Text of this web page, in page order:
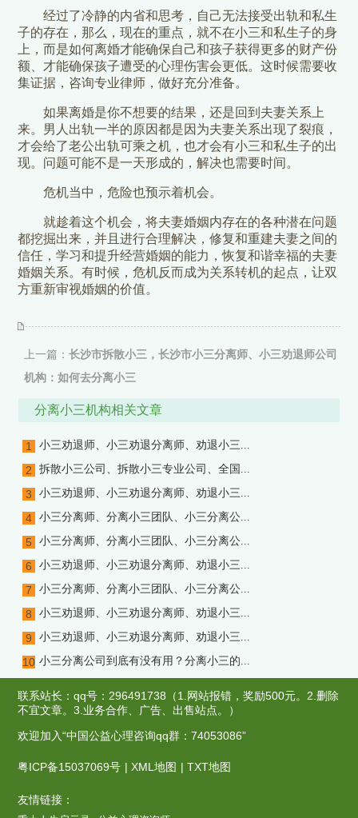
经过了冷静的内省和思考，自己无法接受出轨和私生
子的存在，那么，现在的重点，就不在小三和私生子的身
上，而是如何离婚才能确保自己和孩子获得更多的财产份
额、才能确保孩子遭受的心理伤害会更低。这时候需要收
集证据，咨询专业律师，做好充分准备。
如果离婚是你不想要的结果，还是回到夫妻关系上
来。男人出轨一半的原因都是因为夫妻关系出现了裂痕，
才会给了老公出轨可乘之机，也才会有小三和私生子的出
现。问题可能不是一天形成的，解决也需要时间。
危机当中，危险也预示着机会。
就趁着这个机会，将夫妻婚姻内存在的各种潜在问题
都挖掘出来，并且进行合理解决，修复和重建夫妻之间的
信任，学习和提升经营婚姻的能力，恢复和谐幸福的夫妻
婚姻关系。有时候，危机反而成为关系转机的起点，让双
方重新审视婚姻的价值。
上一篇： 长沙市拆散小三，长沙市小三分离师、小三劝退师公司
机构：如何去分离小三
下一篇： 天津市拆散小三，天津市小三分离师、小三劝退师公司
分离小三机构相关文章
1 小三劝退师、小三劝退分离师、劝退小三...
2 拆散小三公司、拆散小三专业公司、全国...
3 小三劝退师、小三劝退分离师、劝退小三...
4 小三分离师、分离小三团队、小三分离公...
5 小三分离师、分离小三团队、小三分离公...
6 小三劝退师、小三劝退分离师、劝退小三...
7 小三分离师、分离小三团队、小三分离公...
8 小三劝退师、小三劝退分离师、劝退小三...
9 小三劝退师、小三劝退分离师、劝退小三...
10 小三分离公司到底有没有用？分离小三的...
联系站长：qq号：296491738（1.网站报错，奖励500元。2.删除
不宜文章。3.业务合作、广告、出售站点。）
欢迎加入“中国公益心理咨询qq群：74053086”
粤ICP备15037069号 |XML地图 |TXT地图
友情链接：